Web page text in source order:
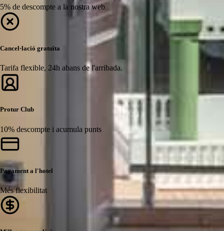
5% de descompte a la nostra web
Cancel·lació gratuïta
Tarifa flexible, 24h abans de l'arribada.
Protur Club
10% descompte i acumula punts
Pagament a l'hotel
Més flexibilitat